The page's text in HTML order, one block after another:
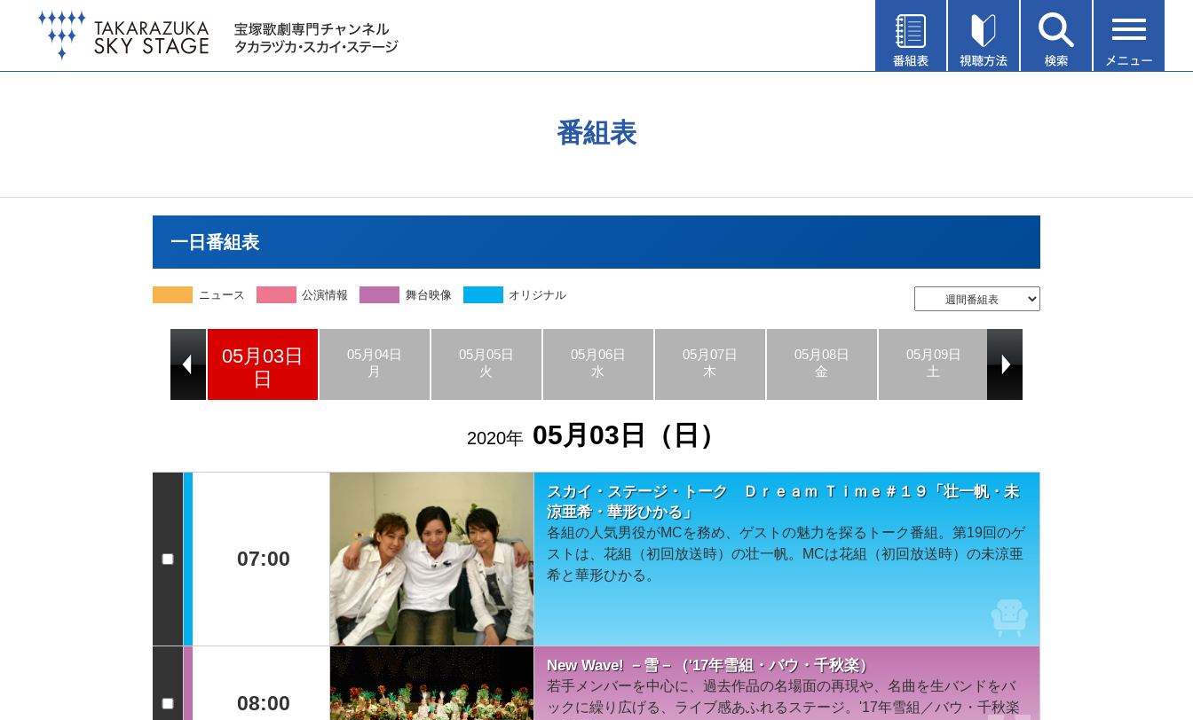
番組表
一日番組表
ニュース 公演情報 舞台映像 オリジナル
05月03日
日
05月04日
月
05月05日
火
05月06日
水
05月07日
木
05月08日
金
05月09日
土
2020年 05月03日（日）
07:00
スカイ・ステージ・トーク Ｄｒｅａｍ Ｔｉｍｅ＃１９「壮一帆・未
涼亜希・華形ひかる」
各組の人気男役がMCを務め、ゲストの魅力を探るトーク番組。第19回のゲ
ストは、花組（初回放送時）の壮一帆。MCは花組（初回放送時）の未涼亜
希と華形ひかる。
08:00
New Wave! －雪－（'17年雪組・バウ・千秋楽）
若手メンバーを中心に、過去作品の名場面の再現や、名曲を生バンドをバ
ックに繰り広げる、ライブ感あふれるステージ。'17年雪組／バウ・千秋楽